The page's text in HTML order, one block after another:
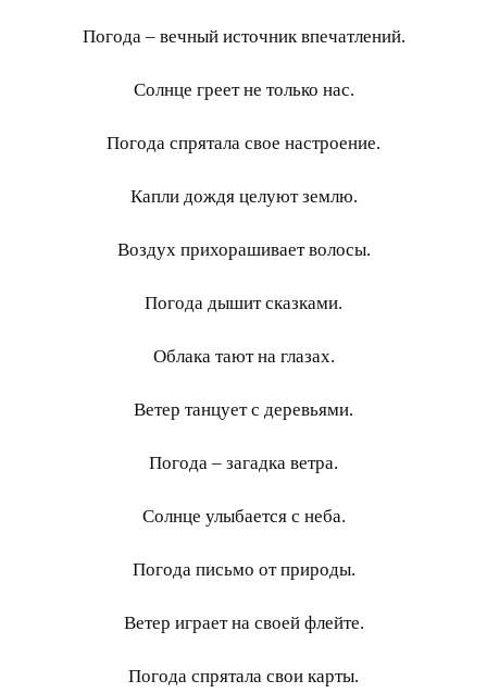
Погода – вечный источник впечатлений.
Солнце греет не только нас.
Погода спрятала свое настроение.
Капли дождя целуют землю.
Воздух прихорашивает волосы.
Погода дышит сказками.
Облака тают на глазах.
Ветер танцует с деревьями.
Погода – загадка ветра.
Солнце улыбается с неба.
Погода письмо от природы.
Ветер играет на своей флейте.
Погода спрятала свои карты.